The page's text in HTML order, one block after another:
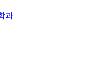
과